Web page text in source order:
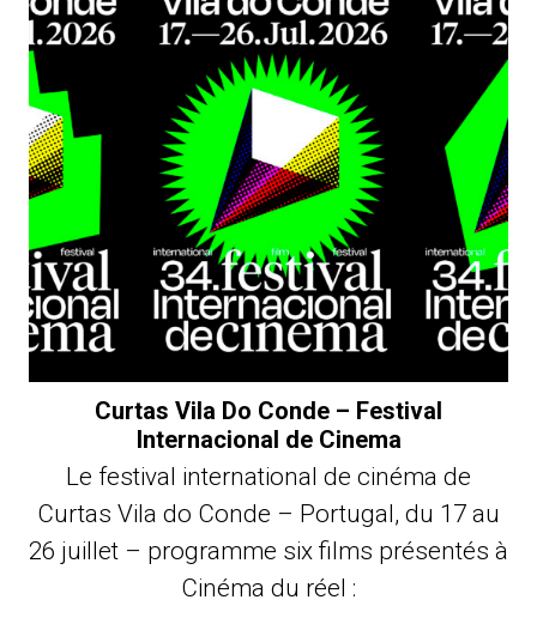
Curtas Vila Do Conde – Festival
Internacional de Cinema
Le festival international de cinéma de
Curtas Vila do Conde – Portugal, du 17 au
26 juillet – programme six films présentés à
Cinéma du réel :